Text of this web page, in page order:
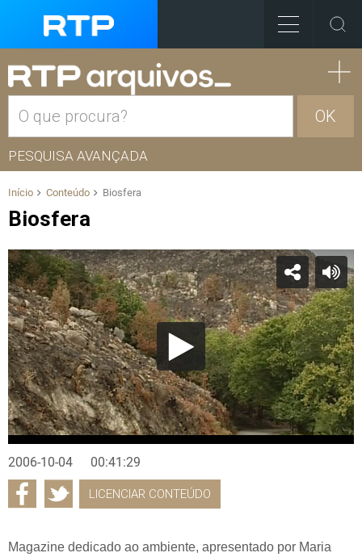
OK
PESQUISA AVANÇADA
Início Conteúdo Biosfera
Biosfera
2006-10-04 00:41:29
LICENCIAR CONTEÚDO
Magazine dedicado ao ambiente, apresentado por Maria